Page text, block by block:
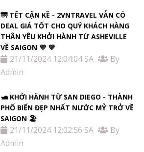
🌁 TẾT CẬN KỀ - 2VNTRAVEL VẪN CÓ
DEAL GIÁ TỐT CHO QUÝ KHÁCH HÀNG
THÂN YÊU KHỞI HÀNH TỪ ASHEVILLE
VỀ SAIGON 💜 💜
21/11/2024 12:04:04 SA
By
Admin
🛥️ KHỞI HÀNH TỪ SAN DIEGO - THÀNH
PHỐ BIỂN ĐẸP NHẤT NƯỚC MỶ TRỞ VỀ
SAIGON 🏖️
21/11/2024 12:02:56 SA
By
Admin